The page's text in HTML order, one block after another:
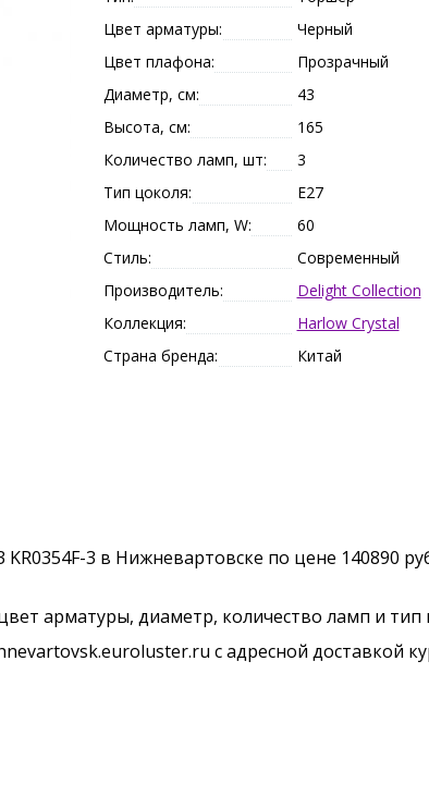
Цвет арматуры:
Черный
Цвет плафона:
Прозрачный
Диаметр, см:
43
Высота, см:
165
Количество ламп, шт:
3
Тип цоколя:
E27
Мощность ламп, W:
60
Стиль:
Современный
Производитель:
Delight Collection
Коллекция:
Harlow Crystal
Страна бренда:
Китай
3 в Нижневартовске по цене 140890
арматуры, диаметр, количество ламп и
с адресной доставкой